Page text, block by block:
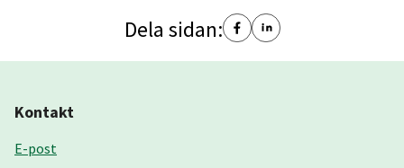
Dela sidan:
Kontakt
E-post